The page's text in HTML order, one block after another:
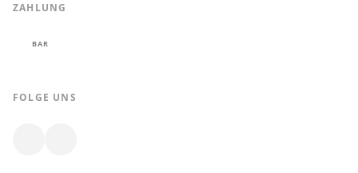
ZAHLUNG
BAR
FOLGE UNS